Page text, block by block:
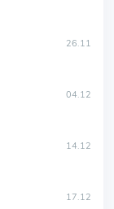
26.11
04.12
14.12
17.12